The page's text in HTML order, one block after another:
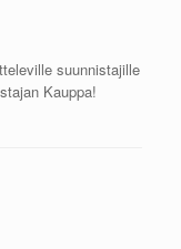
suunnistajille
Kauppa!